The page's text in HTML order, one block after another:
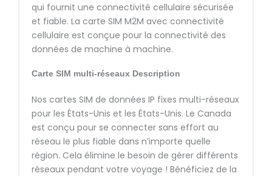
qui fournit une connectivité cellulaire sécurisée
et fiable. La carte SIM M2M avec connectivité
cellulaire est conçue pour la connectivité des
données de machine à machine.
Carte SIM multi-réseaux Description
Nos cartes SIM de données IP fixes multi-réseaux
pour les États-Unis et les États-Unis. Le Canada
est conçu pour se connecter sans effort au
réseau le plus fiable dans n’importe quelle
région. Cela élimine le besoin de gérer différents
réseaux pendant votre voyage ! Bénéficiez de la